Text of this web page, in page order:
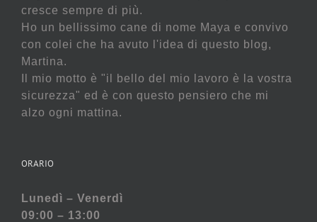
cresce sempre di più.
Ho un bellissimo cane di nome Maya e convivo
con colei che ha avuto l'idea di questo blog,
Martina.
Il mio motto è "il bello del mio lavoro è la vostra
sicurezza" ed è con questo pensiero che mi
alzo ogni mattina.
ORARIO
Lunedì – Venerdì
09:00 – 13:00